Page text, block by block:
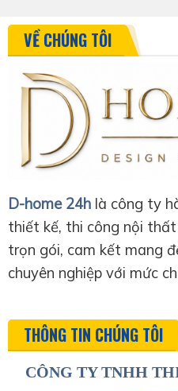
VỀ CHÚNG TÔI
D-home 24h là công ty
thiết kế, thi công nội
trọn gói, cam kết mang
chuyên nghiệp với mức
THÔNG TIN CHÚNG TÔI
CÔNG TY TNHH